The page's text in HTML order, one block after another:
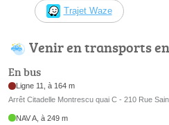
Trajet Waze
Venir en transports
En bus
Ligne 11, à 164 m
Arrêt Citadelle Montrescu quai C - 210 Rue
NAV A, à 249 m